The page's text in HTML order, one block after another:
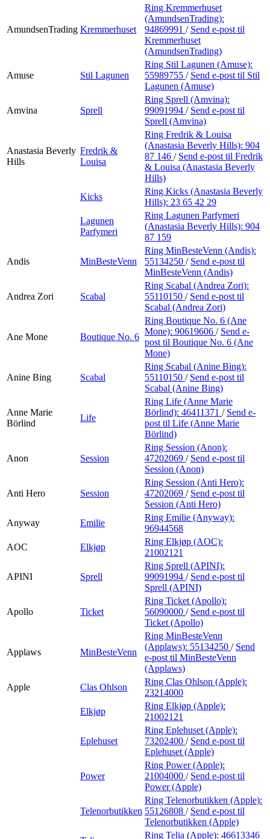
AmundsenTrading Kremmerhuset
Ring Kremmerhuset
(AmundsenTrading):
94869991 / Send e-post til
Kremmerhuset
(AmundsenTrading)
Amuse Stil Lagunen
Ring Stil Lagunen (Amuse):
55989755 / Send e-post til Stil
Lagunen (Amuse)
Amvina Sprell
Ring Sprell (Amvina):
99091994 / Send e-post til
Sprell (Amvina)
Anastasia Beverly
Hills
Fredrik &
Louisa
Ring Fredrik & Louisa
(Anastasia Beverly Hills): 904
87 146 / Send e-post til Fredrik
& Louisa (Anastasia Beverly
Hills)
Kicks
Ring Kicks (Anastasia Beverly
Hills): 23 65 42 29
Lagunen
Parfymeri
Ring Lagunen Parfymeri
(Anastasia Beverly Hills): 904
87 159
Andis MinBesteVenn
Ring MinBesteVenn (Andis):
55134250 / Send e-post til
MinBesteVenn (Andis)
Andrea Zori Scabal
Ring Scabal (Andrea Zori):
55110150 / Send e-post til
Scabal (Andrea Zori)
Ane Mone Boutique No. 6
Ring Boutique No. 6 (Ane
Mone): 90619606 / Send e-
post til Boutique No. 6 (Ane
Mone)
Anine Bing Scabal
Ring Scabal (Anine Bing):
55110150 / Send e-post til
Scabal (Anine Bing)
Anne Marie
Börlind
Life
Ring Life (Anne Marie
Börlind): 46411371 / Send e-
post til Life (Anne Marie
Börlind)
Anon Session
Ring Session (Anon):
47202069 / Send e-post til
Session (Anon)
Anti Hero Session
Ring Session (Anti Hero):
47202069 / Send e-post til
Session (Anti Hero)
Anyway
Emilie
Ring Emilie (Anyway):
96944568
AOC
Elkjøp
Ring Elkjøp (AOC):
21002121
APINI Sprell
Ring Sprell (APINI):
99091994 / Send e-post til
Sprell (APINI)
Apollo Ticket
Ring Ticket (Apollo):
56090000 / Send e-post til
Ticket (Apollo)
Applaws MinBesteVenn
Ring MinBesteVenn
(Applaws): 55134250 / Send
e-post til MinBesteVenn
(Applaws)
Apple
Clas Ohlson
Ring Clas Ohlson (Apple):
23214000
Elkjøp
Ring Elkjøp (Apple):
21002121
Eplehuset
Ring Eplehuset (Apple):
73202400 / Send e-post til
Eplehuset (Apple)
Power
Ring Power (Apple):
21004000 / Send e-post til
Power (Apple)
Telenorbutikken
Ring Telenorbutikken (Apple):
55126808 / Send e-post til
Telenorbutikken (Apple)
Ring Telia (Apple): 46613346